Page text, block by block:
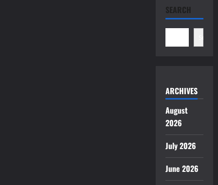
SEARCH
Search
ARCHIVES
August
2026
July 2026
June 2026